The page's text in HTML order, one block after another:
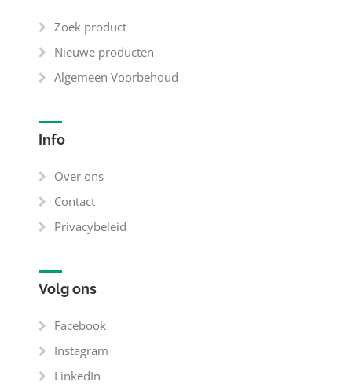
Zoek product
Nieuwe producten
Algemeen Voorbehoud
Info
Over ons
Contact
Privacybeleid
Volg ons
Facebook
Instagram
LinkedIn